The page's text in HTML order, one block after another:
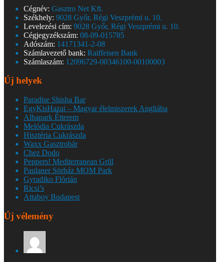
Cégnév: Gasztro Net Kft.
Székhely: 9028 Győr, Régi Veszprémi u. 10.
Levelezési cím: 9028 Győr, Régi Veszprémi u. 10.
Cégjegyzékszám: 08-09-015785
Adószám: 14171341-2-08
Számlavezető bank: Raiffeisen Bank
Számlaszám: 12096729-00346100-00100003
Új helyek
Paradise Shisha Bar
EgyKisHazai – Magyar élelmiszerek Angliába
Albapark Étterem
Melódia Cukrászda
Hisztéria Cukrászda
Waxx Gasztrobár
Chez Dodo
Peppers! Mediterranean Grill
Paulaner Sörház MOM Park
Gyradiko Flórián
Ricsi’s
Attaboy Budapest
Új vélemény